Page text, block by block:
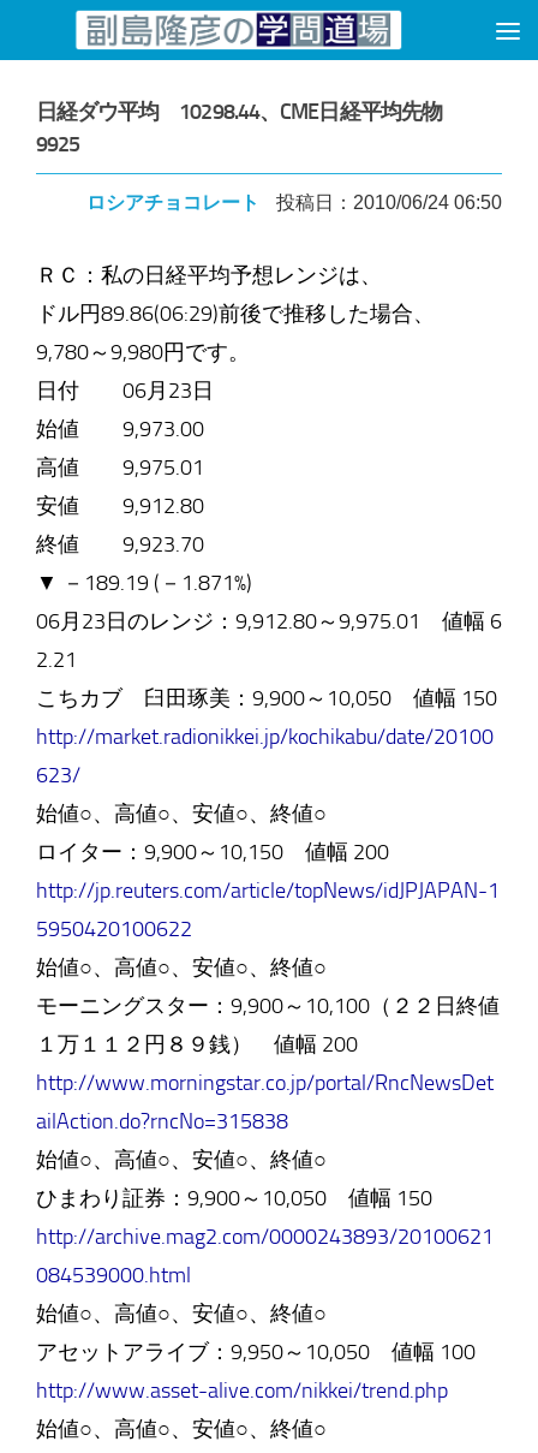
コンテンツへスキップ
日経ダウ平均 10298.44、CME日経平均先物
9925
ロシアチョコレート 投稿日：2010/06/24 06:50
ＲＣ：私の日経平均予想レンジは、
ドル円89.86(06:29)前後で推移した場合、
9,780～9,980円です。
日付 06月23日
始値 9,973.00
高値 9,975.01
安値 9,912.80
終値 9,923.70
▼ －189.19 (－1.871%)
06月23日のレンジ：9,912.80～9,975.01 値幅 6
2.21
こちカブ 臼田琢美：9,900～10,050 値幅 150
http://market.radionikkei.jp/kochikabu/date/20100
623/
始値○、高値○、安値○、終値○
ロイター：9,900～10,150 値幅 200
http://jp.reuters.com/article/topNews/idJPJAPAN-1
5950420100622
始値○、高値○、安値○、終値○
モーニングスター：9,900～10,100（２２日終値
１万１１２円８９銭） 値幅 200
http://www.morningstar.co.jp/portal/RncNewsDet
ailAction.do?rncNo=315838
始値○、高値○、安値○、終値○
ひまわり証券：9,900～10,050 値幅 150
http://archive.mag2.com/0000243893/20100621
084539000.html
始値○、高値○、安値○、終値○
アセットアライブ：9,950～10,050 値幅 100
http://www.asset-alive.com/nikkei/trend.php
始値○、高値○、安値○、終値○